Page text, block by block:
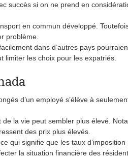
succès si on ne prend en
en commun développé.
problème.
dans d’autres pays
limiter les choix pour les expatriés.
d’un employé s’élève à
la vie peut sembler plus élevé.
des prix plus élevés.
qui signifie que les taux
la situation financière des